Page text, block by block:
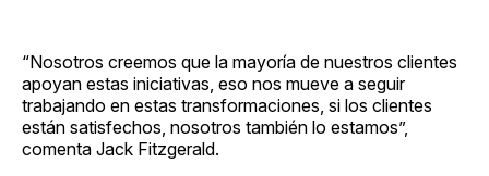
“Nosotros creemos que la mayoría de nuestros clientes
apoyan estas iniciativas, eso nos mueve a seguir
trabajando en estas transformaciones, si los clientes
están satisfechos, nosotros también lo estamos”,
comenta Jack Fitzgerald.